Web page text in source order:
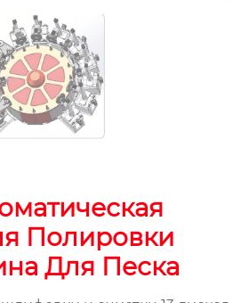
Полировки
Для Песка